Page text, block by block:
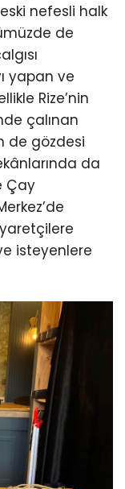
nefesli halk
de
yapan ve
Rize’nin
çalınan
de gözdesi
da
Çay
isteyenlere